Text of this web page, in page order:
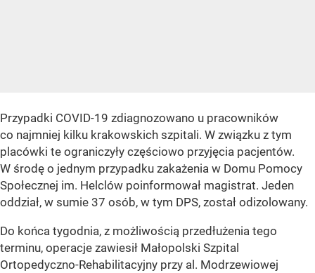
Przypadki COVID-19 zdiagnozowano u pracowników
co najmniej kilku krakowskich szpitali. W związku z tym
placówki te ograniczyły częściowo przyjęcia pacjentów.
W środę o jednym przypadku zakażenia w Domu Pomocy
Społecznej im. Helclów poinformował magistrat. Jeden
oddział, w sumie 37 osób, w tym DPS, został odizolowany.
Do końca tygodnia, z możliwością przedłużenia tego
terminu, operacje zawiesił Małopolski Szpital
Ortopedyczno-Rehabilitacyjny przy al. Modrzewiowej